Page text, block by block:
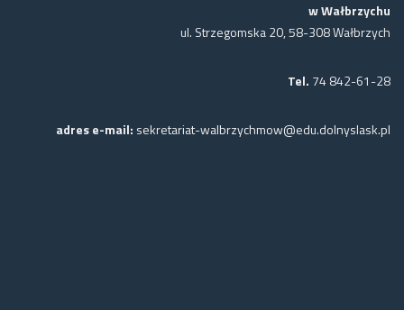
w Wałbrzychu
ul. Strzegomska 20, 58-308 Wałbrzych
Tel. 74 842-61-28
adres e-mail: sekretariat-walbrzychmow@edu.dolnyslask.pl